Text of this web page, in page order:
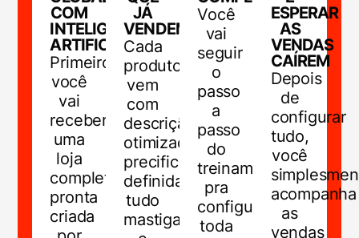
COM
INTELIGÊNCIA
ARTIFICIAL
Primeiro,
você
vai
receber
uma
loja
completamente
pronta
criada
JÁ
VENDEM
Cada
produto
vem
com
descrição
otimizada,
precificação
definida,
tudo
mastigado
Você
vai
seguir
o
passo
a
passo
do
treinamento
pra
configurar
toda
ESPERAR
AS
VENDAS
CAÍREM
Depois
de
configurar
tudo,
você
acompanha
as
vendas